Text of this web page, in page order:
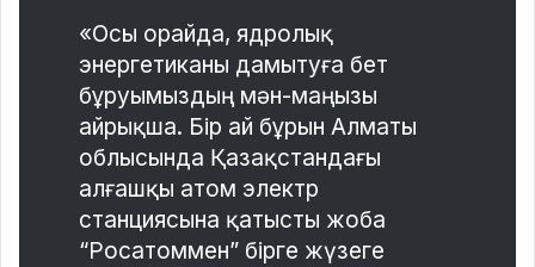
«Осы орайда, ядролық
энергетиканы дамытуға бет
бұруымыздың мән-маңызы
айрықша. Бір ай бұрын Алматы
облысында Қазақстандағы
алғашқы атом электр
станциясына қатысты жоба
“Росатоммен” бірге жүзеге